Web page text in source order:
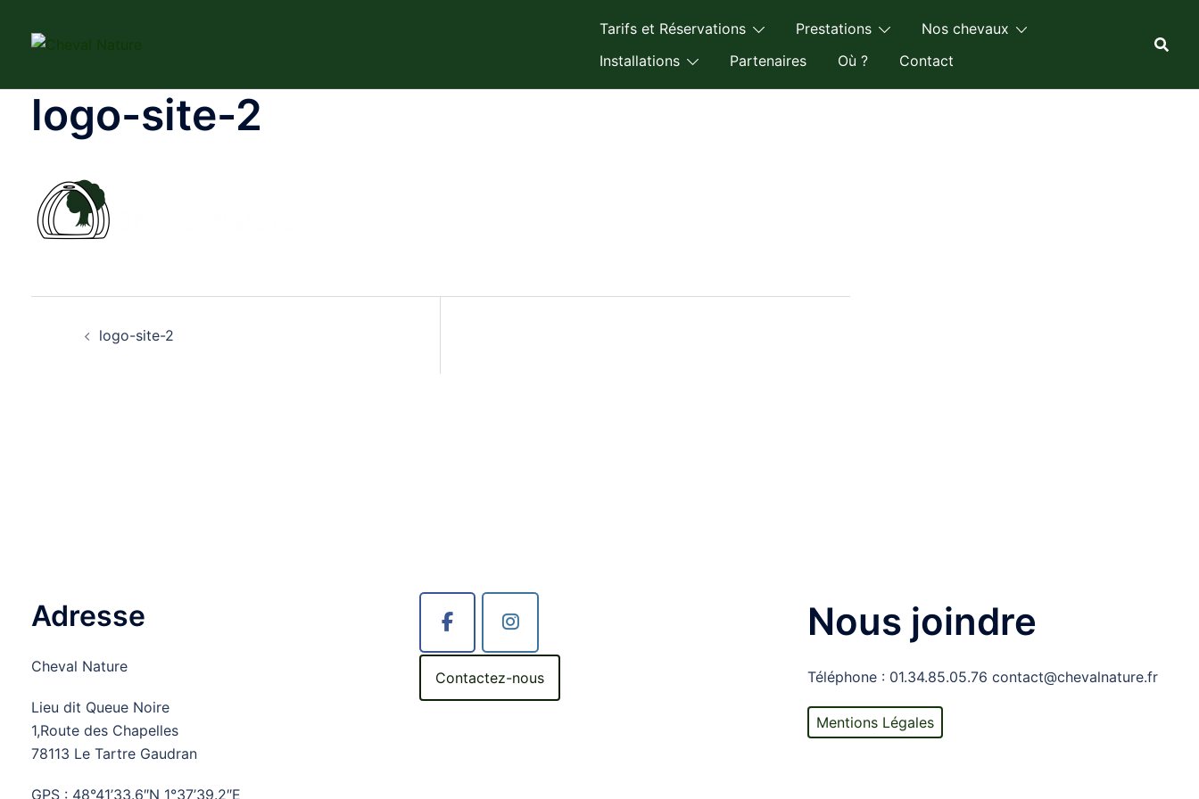
Tarifs et Réservations Prestations
Nos chevaux
Installations
Partenaires Où ? Contact
logo-site-2
logo-site-2
Adresse
Cheval Nature
Lieu dit Queue Noire
1,Route des Chapelles
78113 Le Tartre Gaudran
GPS : 48°41’33.6″N 1°37’39.2″E
Contactez-nous
Nous joindre
Téléphone : 01.34.85.05.76 contact@chevalnature.fr
Mentions Légales